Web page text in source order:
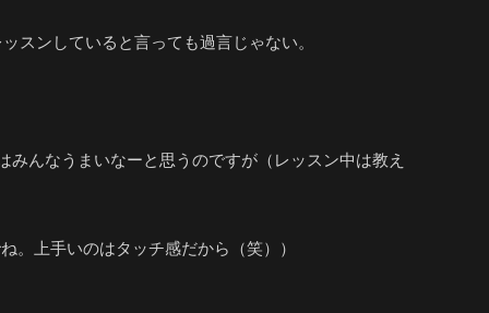
スンしていると言っても過言じゃない。
んなうまいなーと思うのですが（レッスン中は教え
。上手いのはタッチ感だから（笑））